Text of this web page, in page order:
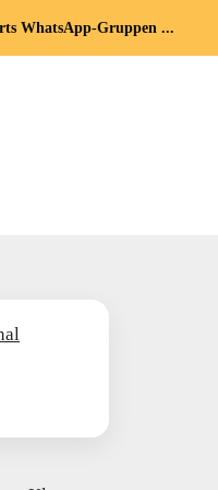
WhatsApp-Gruppen ...